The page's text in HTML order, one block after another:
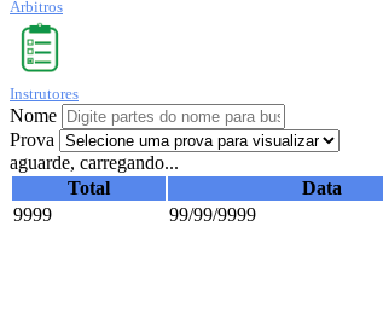
Árbitros
Instrutores
Nome
Prova
aguarde, carregando...
Total
Data
9999
99/99/9999